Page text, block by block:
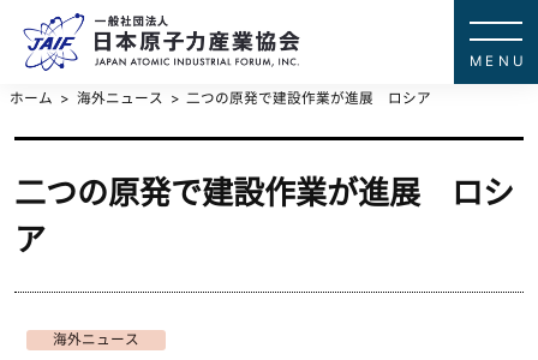
ホーム 海外ニュース 二つの原発で建設作業が進展 ロシア
二つの原発で建設作業が進展 ロシ
ア
海外ニュース